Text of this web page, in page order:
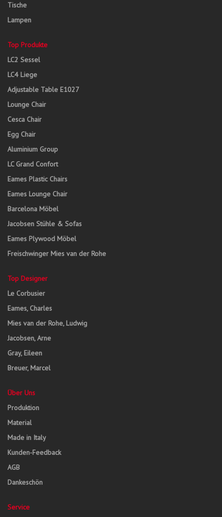
Tische
Lampen
Top Produkte
LC2 Sessel
LC4 Liege
Adjustable Table E1027
Lounge Chair
Cesca Chair
Egg Chair
Aluminium Group
LC Grand Confort
Eames Plastic Chairs
Eames Lounge Chair
Barcelona Möbel
Jacobsen Stühle & Sofas
Eames Plywood Möbel
Freischwinger Mies van der Rohe
Top Designer
Le Corbusier
Eames, Charles
Mies van der Rohe, Ludwig
Jacobsen, Arne
Gray, Eileen
Breuer, Marcel
Über Uns
Produktion
Material
Made in Italy
Kunden-Feedback
AGB
Dankeschön
Service